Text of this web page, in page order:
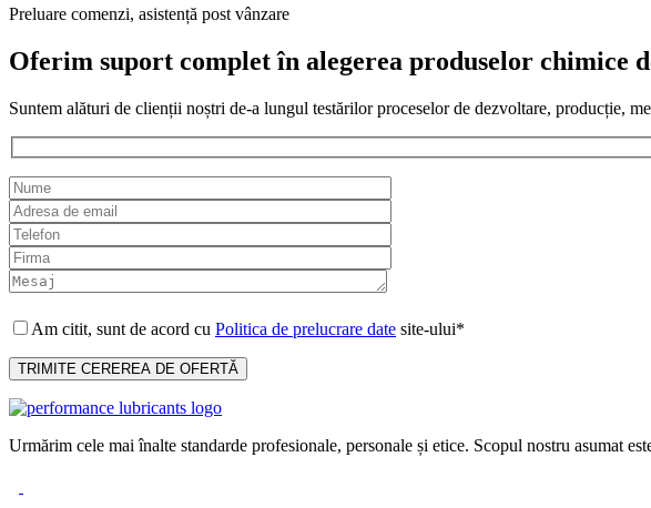
Preluare comenzi, asistență post vânzare
Oferim suport complet în alegerea produselor chimice
Suntem alături de clienții noștri de-a lungul testărilor proceselor de dezvoltare, producție,
Am citit, sunt de acord cu Politica de prelucrare date site-ului*
Urmărim cele mai înalte standarde profesionale, personale și etice. Scopul nostru asumat